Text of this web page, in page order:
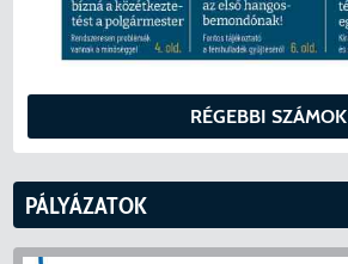
RÉGEBBI SZÁMOK
PÁLYÁZATOK